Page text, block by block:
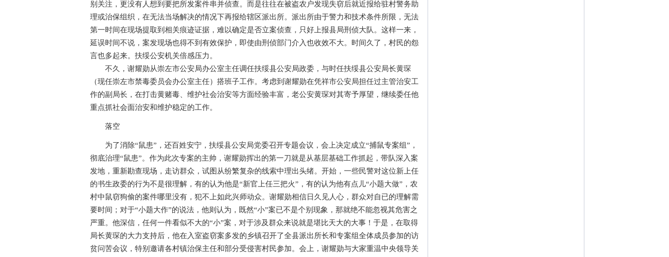
别关注，更没有人想到要把所发案件串并侦查。而是往往在被盗农户发现失窃后就近报给驻村警务助
理或治保组织，在无法当场解决的情况下再报给辖区派出所。派出所由于警力和技术条件所限，无法
第一时间在现场提取到相关痕迹证据，难以确定是否立案侦查，只好上报县局刑侦大队。这样一来，
延误时间不说，案发现场也得不到有效保护，即使由刑侦部门介入也收效不大。时间久了，村民的怨
言也多起来。扶绥公安机关倍感压力。
不久，谢耀勋从崇左市公安局办公室主任调任扶绥县公安局政委，与时任扶绥县公安局长黄琛
（现任崇左市禁毒委员会办公室主任）搭班子工作。考虑到谢耀勋在凭祥市公安局担任过主管治安工
作的副局长，在打击黄赌毒、维护社会治安等方面经验丰富，老公安黄琛对其寄予厚望，继续委任他
重点抓社会面治安和维护稳定的工作。
落空
为了消除“鼠患”，还百姓安宁，扶绥县公安局党委召开专题会议，会上决定成立“捕鼠专案组”，
彻底治理“鼠患”。作为此次专案的主帅，谢耀勋挥出的第一刀就是从基层基础工作抓起，带队深入案
发地，重新勘查现场，走访群众，试图从纷繁复杂的线索中理出头绪。开始，一些民警对这位新上任
的书生政委的行为不是很理解，有的认为他是“新官上任三把火”，有的认为他有点儿“小题大做”，农
村中鼠窃狗偷的案件哪里没有，犯不上如此兴师动众。谢耀勋相信日久见人心，群众对自已的理解需
要时间；对于“小题大作”的说法，他则认为，既然“小”案已不是个别现象，那就绝不能忽视其危害之
严重。他深信，任何一件看似不大的“小”案，对于涉及群众来说就是堪比天大的大事！于是，在取得
局长黄琛的大力支持后，他在入室盗窃案多发的乡镇召开了全县派出所长和专案组全体成员参加的访
贫问苦会议，特别邀请各村镇治保主任和部分受侵害村民参加。会上，谢耀勋与大家重温中央领导关